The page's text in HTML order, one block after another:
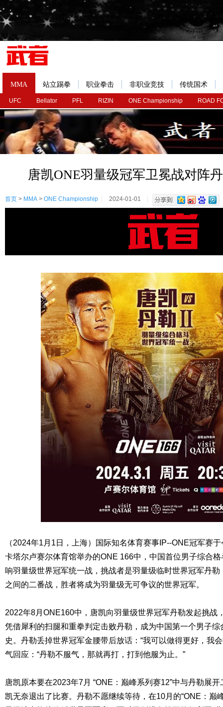
MMA
UFC Bellator PFL RIZIN ONE Championship ROAD
站立踢拳 职业拳击 非职业竞技 传统国术
唐凯ONE羽量级冠军卫冕战对阵
首页 > MMA > ONE Championship 2024-01-01
（2024年1月1日，上海）国际知名体育赛事IP--ONE冠军赛
卡塔尔卢赛尔体育馆举办的ONE 166中，中国首位男子综合格
响羽量级世界冠军统一战，挑战者是羽量级临时世界冠军丹
之间的二番战，胜者将成为羽量级无可争议的世界冠军。
2022年8月ONE160中，唐凯向羽量级世界冠军丹勒发起挑战
凭借犀利的扫腿和重拳判定击败丹勒，成为中国第一个男子
史。丹勒丢掉世界冠军金腰带后放话：“我可以做得更好，我
气回应：“丹勒不服气，那就再打，打到他服为止。”
唐凯原本要在2023年7月 “ONE：巅峰系列赛12”中与丹勒展
凯无奈退出了比赛。丹勒不愿继续等待，在10月的“ONE：巅